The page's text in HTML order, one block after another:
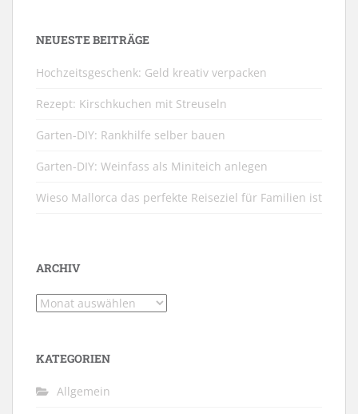
NEUESTE BEITRÄGE
Hochzeitsgeschenk: Geld kreativ verpacken
Rezept: Kirschkuchen mit Streuseln
Garten-DIY: Rankhilfe selber bauen
Garten-DIY: Weinfass als Miniteich anlegen
Wieso Mallorca das perfekte Reiseziel für Familien ist
ARCHIV
Archiv
KATEGORIEN
Allgemein